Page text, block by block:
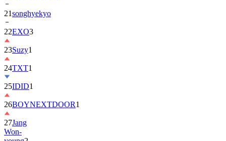
21songhyekyo
22EXO3
23Suzy1
24TXT1
25IDID1
26BOYNEXTDOOR1
27Jang
Won-